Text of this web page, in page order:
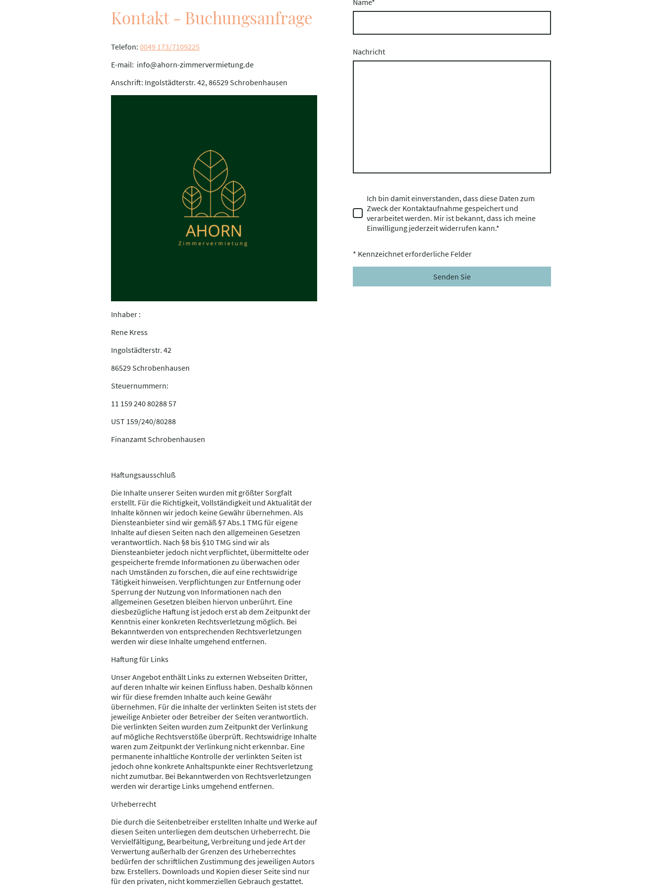
Kontakt - Buchungsanfrage
Telefon: 0049 173/7109225
E-mail: info@ahorn-zimmervermietung.de
Anschrift: Ingolstädterstr. 42, 86529 Schrobenhausen
Inhaber :
Rene Kress
Ingolstädterstr. 42
86529 Schrobenhausen
Steuernummern:
11 159 240 80288 57
UST 159/240/80288
Finanzamt Schrobenhausen
Haftungsausschluß
Die Inhalte unserer Seiten wurden mit größter Sorgfalt
erstellt. Für die Richtigkeit, Vollständigkeit und Aktualität der
Inhalte können wir jedoch keine Gewähr übernehmen. Als
Diensteanbieter sind wir gemäß §7 Abs.1 TMG für eigene
Inhalte auf diesen Seiten nach den allgemeinen Gesetzen
verantwortlich. Nach §8 bis §10 TMG sind wir als
Diensteanbieter jedoch nicht verpflichtet, übermittelte oder
gespeicherte fremde Informationen zu überwachen oder
nach Umständen zu forschen, die auf eine rechtswidrige
Tätigkeit hinweisen. Verpflichtungen zur Entfernung oder
Sperrung der Nutzung von Informationen nach den
allgemeinen Gesetzen bleiben hiervon unberührt. Eine
diesbezügliche Haftung ist jedoch erst ab dem Zeitpunkt der
Kenntnis einer konkreten Rechtsverletzung möglich. Bei
Bekanntwerden von entsprechenden Rechtsverletzungen
werden wir diese Inhalte umgehend entfernen.
Haftung für Links
Unser Angebot enthält Links zu externen Webseiten Dritter,
auf deren Inhalte wir keinen Einfluss haben. Deshalb können
wir für diese fremden Inhalte auch keine Gewähr
übernehmen. Für die Inhalte der verlinkten Seiten ist stets der
jeweilige Anbieter oder Betreiber der Seiten verantwortlich.
Die verlinkten Seiten wurden zum Zeitpunkt der Verlinkung
auf mögliche Rechtsverstöße überprüft. Rechtswidrige Inhalte
waren zum Zeitpunkt der Verlinkung nicht erkennbar. Eine
permanente inhaltliche Kontrolle der verlinkten Seiten ist
jedoch ohne konkrete Anhaltspunkte einer Rechtsverletzung
nicht zumutbar. Bei Bekanntwerden von Rechtsverletzungen
werden wir derartige Links umgehend entfernen.
Urheberrecht
Die durch die Seitenbetreiber erstellten Inhalte und Werke auf
diesen Seiten unterliegen dem deutschen Urheberrecht. Die
Vervielfältigung, Bearbeitung, Verbreitung und jede Art der
Verwertung außerhalb der Grenzen des Urheberrechtes
bedürfen der schriftlichen Zustimmung des jeweiligen Autors
bzw. Erstellers. Downloads und Kopien dieser Seite sind nur
für den privaten, nicht kommerziellen Gebrauch gestattet.
Nachricht
Ich bin damit einverstanden, dass diese Daten zum
Zweck der Kontaktaufnahme gespeichert und
verarbeitet werden. Mir ist bekannt, dass ich meine
Einwilligung jederzeit widerrufen kann.*
* Kennzeichnet erforderliche Felder
Senden Sie